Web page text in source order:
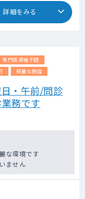
詳細をみる
専門医資格不問
綺麗な施設
日・午前/問診
務です
な環境です
ません